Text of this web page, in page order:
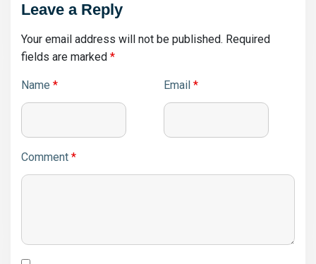
Leave a Reply
Your email address will not be published. Required
fields are marked *
Name * Email *
Comment *